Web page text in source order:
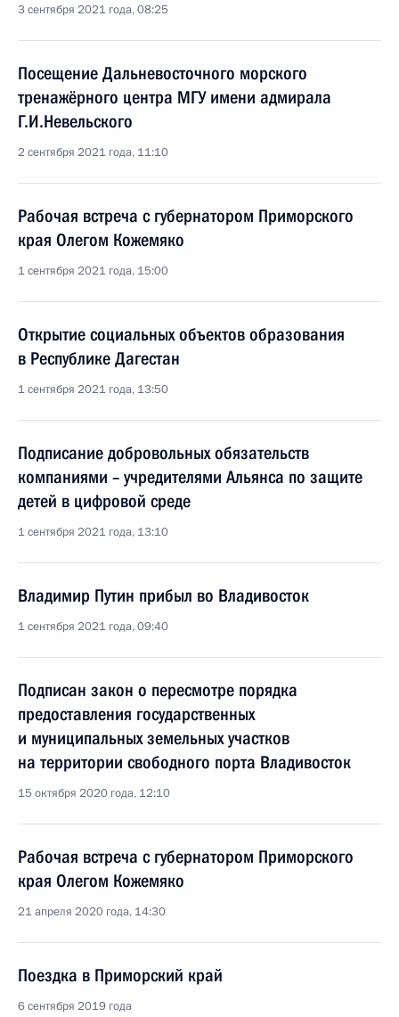
3 сентября 2021 года, 08:25
Посещение Дальневосточного морского
тренажёрного центра МГУ имени адмирала
Г.И.Невельского
2 сентября 2021 года, 11:10
Рабочая встреча с губернатором Приморского
края Олегом Кожемяко
1 сентября 2021 года, 15:00
Открытие социальных объектов образования
в Республике Дагестан
1 сентября 2021 года, 13:50
Подписание добровольных обязательств
компаниями – учредителями Альянса по защите
детей в цифровой среде
1 сентября 2021 года, 13:10
Владимир Путин прибыл во Владивосток
1 сентября 2021 года, 09:40
Подписан закон о пересмотре порядка
предоставления государственных
и муниципальных земельных участков
на территории свободного порта Владивосток
15 октября 2020 года, 12:10
Рабочая встреча с губернатором Приморского
края Олегом Кожемяко
21 апреля 2020 года, 14:30
Поездка в Приморский край
6 сентября 2019 года